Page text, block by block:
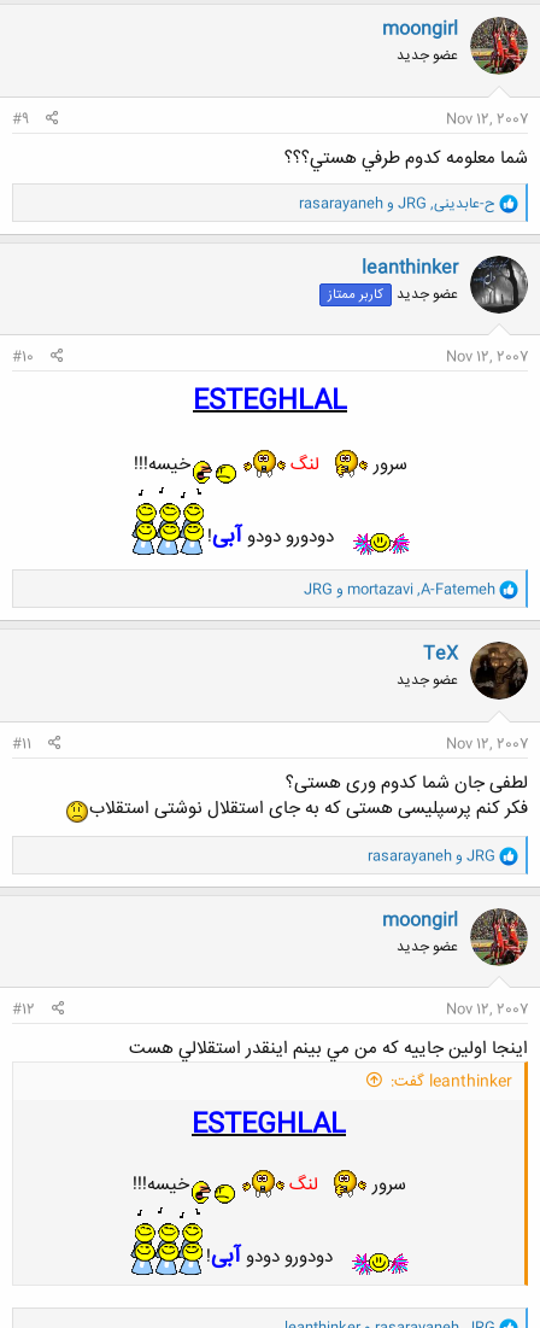
ن
ش
ه
ا
moongirl
عضو جدید
Nov 12, 2007
#9
شما معلومه كدوم طرفي هستي؟؟؟
و
ا
ک
ن
ش
ه
ا
ح-عابدینی,
JRG و rasarayaneh
leanthinker
عضو جدید کاربر ممتاز
Nov 12, 2007
#10
ESTEGHLAL
سرور لنگ خیسه!!!
دودورو دودوآبی!
و
ا
ک
ن
ش
ه
ا
A-Fatemeh
,
mortazavi و JRG
TeX
عضو جدید
Nov 12, 2007
#11
لطفی جان شما کدوم وری هستی؟
فکر کنم پرسپلیسی هستی که به جای استقلال نوشتی استقلاب
و
ا
ک
ن
ش
ه
ا
JRG و rasarayaneh
moongirl
عضو جدید
Nov 12, 2007
#12
اينجا اولين جاييه كه من مي بينم اينقدر استقلالي هست
leanthinker گفت:
ESTEGHLAL
سرور لنگ خیسه!!!
دودورو دودوآبی!